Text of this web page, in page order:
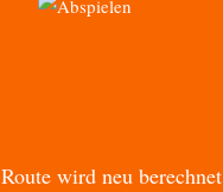
Route wird neu berechnet